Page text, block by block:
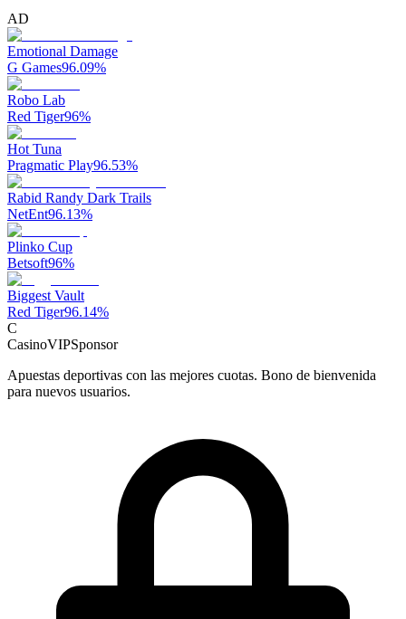
AD
Emotional Damage
G Games96.09%
Robo Lab
Red Tiger96%
Hot Tuna
Pragmatic Play96.53%
Rabid Randy Dark Trails
NetEnt96.13%
Plinko Cup
Betsoft96%
Biggest Vault
Red Tiger96.14%
C
CasinoVIPSponsor
Apuestas deportivas con las mejores cuotas. Bono de bienvenida
para nuevos usuarios.